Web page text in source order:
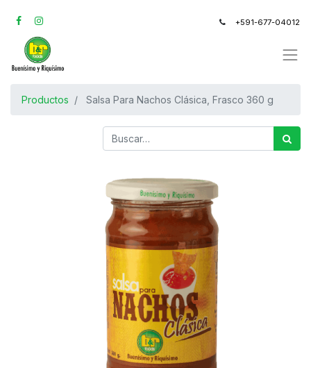
+591-677-04012
Productos Salsa Para Nachos Clásica, Frasco 360 g